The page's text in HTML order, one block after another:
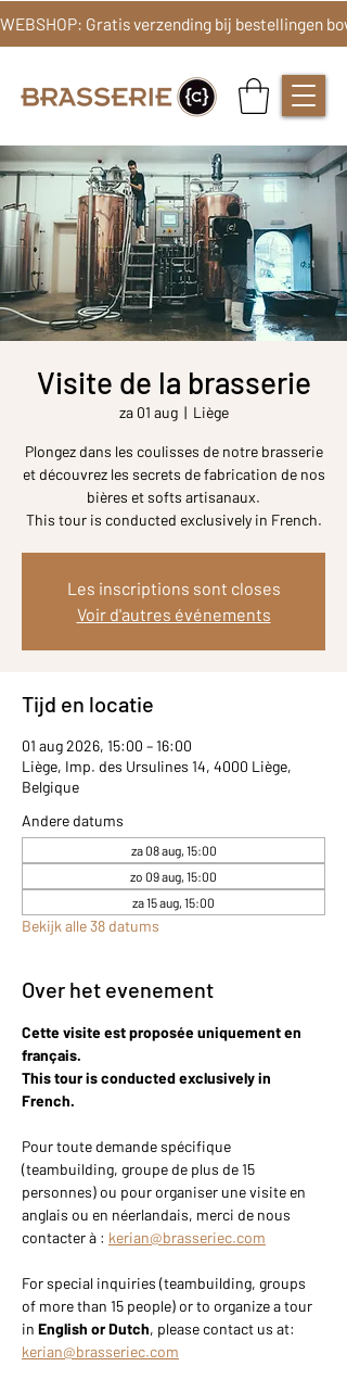
Visite de la brasserie
za 01 aug
  |
Liège
Plongez dans les coulisses de notre brasserie
et découvrez les secrets de fabrication de nos
bières et softs artisanaux.
Les inscriptions sont closes
Voir d'autres événements
Tijd en locatie
01 aug 2026, 15:00 – 16:00
Liège, Imp. des Ursulines 14, 4000 Liège,
Belgique
Andere datums
za 08 aug, 15:00
zo 09 aug, 15:00
za 15 aug, 15:00
Bekijk alle 38 datums
Over het evenement
Cette visite est proposée uniquement en
français.
This tour is conducted exclusively in
French.
Pour toute demande spécifique
(teambuilding, groupe de plus de 15
personnes) ou pour organiser une visite en
anglais ou en néerlandais, merci de nous
contacter à : kerian@brasseriec.com
For special inquiries (teambuilding, groups
of more than 15 people) or to organize a tour
in English or Dutch, please contact us at:
kerian@brasseriec.com